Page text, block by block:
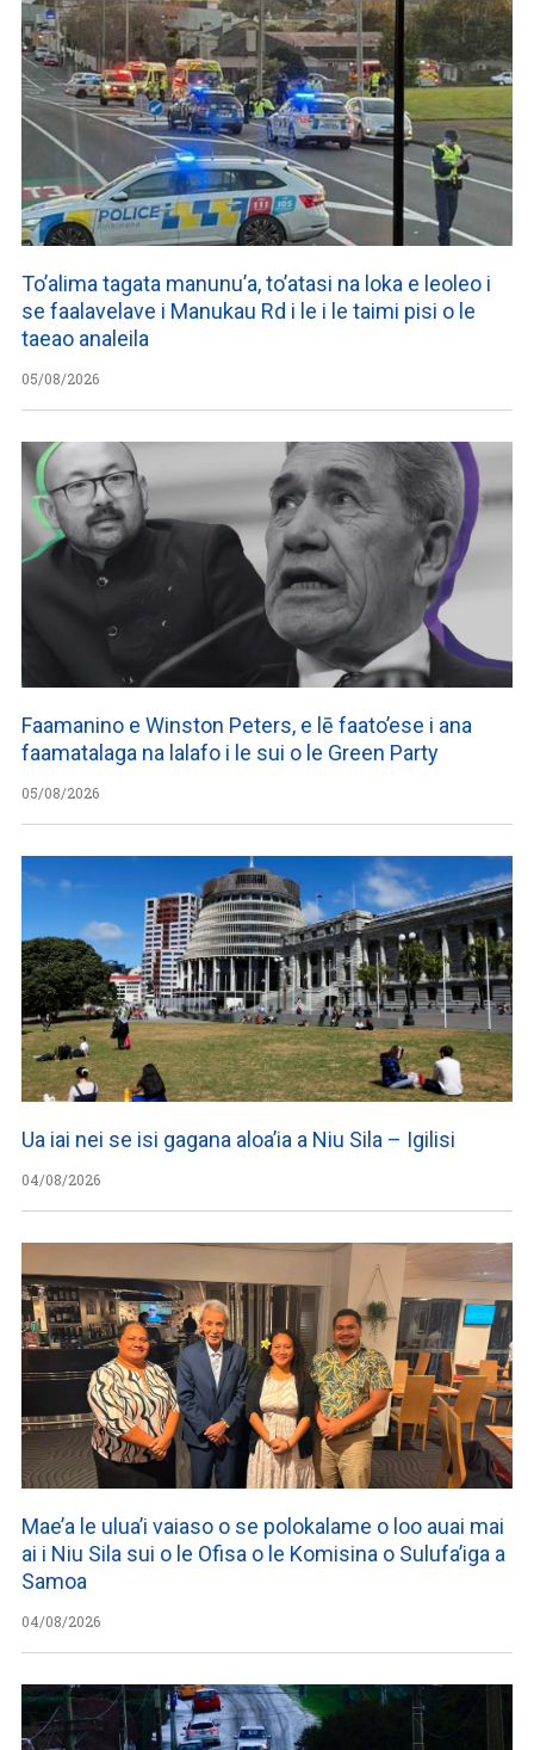
To’alima tagata manunu’a, to’atasi na loka e leoleo i
se faalavelave i Manukau Rd i le i le taimi pisi o le
taeao analeila
05/08/2026
Faamanino e Winston Peters, e lē faato’ese i ana
faamatalaga na lalafo i le sui o le Green Party
05/08/2026
Ua iai nei se isi gagana aloa’ia a Niu Sila – Igilisi
04/08/2026
Mae’a le ulua’i vaiaso o se polokalame o loo auai mai
ai i Niu Sila sui o le Ofisa o le Komisina o Sulufa’iga a
Samoa
04/08/2026